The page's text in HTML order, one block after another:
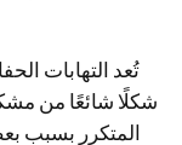
تُعد التهابات
شكلًا شائعًا من
المتكرر بسبب